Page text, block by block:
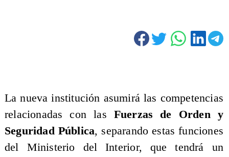
La nueva institución asumirá las competencias
relacionadas con las Fuerzas de Orden y
Seguridad Pública, separando estas funciones
del Ministerio del Interior, que tendrá un